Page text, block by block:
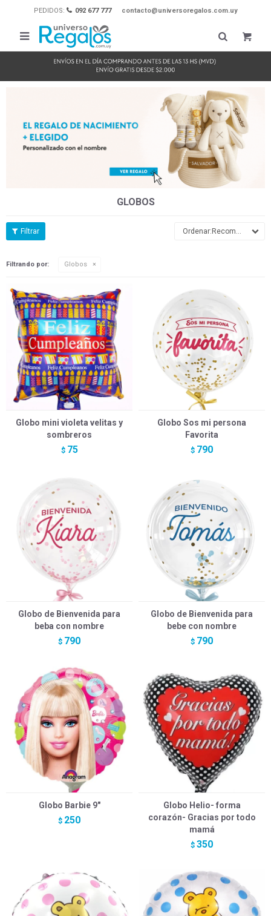
PEDIDOS: 092 677 777 contacto@universoregalos.com.uy

GLOBOS
Recomendados
Filtrando por: Globos
Globo mini violeta velitas y
sombreros
$ 75
Globo Sos mi persona
Favorita
$ 790
Globo de Bienvenida para
beba con nombre
$ 790
Globo de Bienvenida para
bebe con nombre
$ 790
Globo Barbie 9"
$ 250
Globo Helio- forma
corazón- Gracias por todo
mamá
$ 350